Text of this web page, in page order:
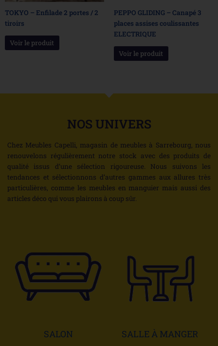
TOKYO – Enfilade 2 portes / 2
tiroirs
Voir le produit
PEPPO GLIDING – Canapé 3
places assises coulissantes
ELECTRIQUE
Voir le produit
NOS UNIVERS
Chez Meubles Capelli, magasin de meubles à Sarrebourg, nous
renouvelons régulièrement notre stock avec des produits de
qualité issus d’une sélection rigoureuse. Nous suivons les
tendances et sélectionnons d’autres gammes aux allures très
particulières, comme les meubles en manguier mais aussi des
articles déco qui vous plairons à coup sûr.
SALON SALLE À MANGER